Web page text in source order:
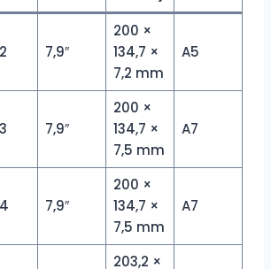
7,9″
200 ×
134,7 ×
7,2 mm
A5
7,9″
200 ×
134,7 ×
7,5 mm
A7
7,9″
200 ×
134,7 ×
7,5 mm
A7
203,2 ×